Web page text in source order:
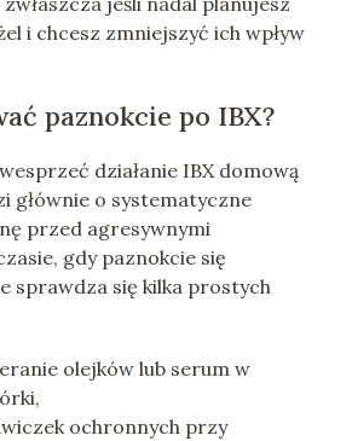
i chcesz zmniejszyć ich wpływ
paznokcie po IBX?
działanie IBX domową
głównie o systematyczne
przed agresywnymi
gdy paznokcie się
sprawdza się kilka prostych
olejków lub serum w
ochronnych przy